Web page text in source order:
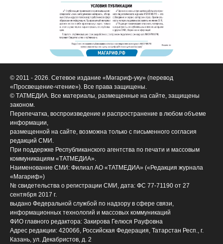
© 2011 - 2026. Сетевое издание «Мәгариф-уку» (перевод
«Просвещение-чтение»). Все права защищены.
© ТАТМЕДИА. Все материалы, размещенные на сайте, защищены
законом.
Перепечатка, воспроизведение и распространение в любом объеме
информации,
размещенной на сайте, возможна только с письменного согласия
редакций СМИ.
При поддержке Республиканского агентства по печати и массовым
коммуникациям «ТАТМЕДИА».
Наименование СМИ: Филиал АО «ТАТМЕДИА» («Редакция журнала
«Магариф»)
№ свидетельства о регистрации СМИ, дата: ФС 77-71190 от 27
сентября 2017 г.
выдано Федеральной службой по надзору в сфере связи,
информационных технологий и массовых коммуникаций
ФИО главного редактора: Закирова Гелюся Рауфовна
Адрес редакции: 420066, Российская Федерация, Татарстан Респ., г.
Казань, ул. Декабристов, д. 2